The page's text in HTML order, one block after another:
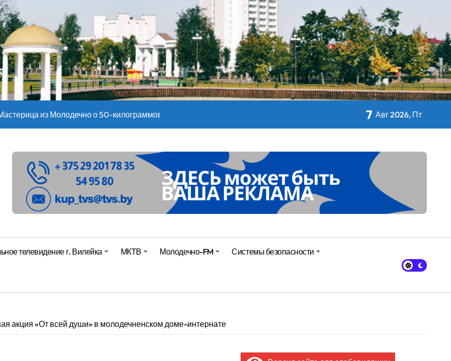
профилакториев. Лукашенко заслушал доклад главы Минсельхозпрода
детей с 1 сентября, рассказали в правительстве
рассказали о погоде на сегодня
– 05 08 2026
в Беларуси из-за жары
на миллионы долларов – смотрим сумму
7 Авг 2026, Пт
телевидение г. Вилейка МКТВ Молодечно-FM Системы безопасности
акция «От всей души» в молодечненском доме-интернате